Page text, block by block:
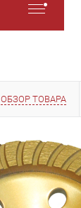
ОБЗОР ТОВАРА